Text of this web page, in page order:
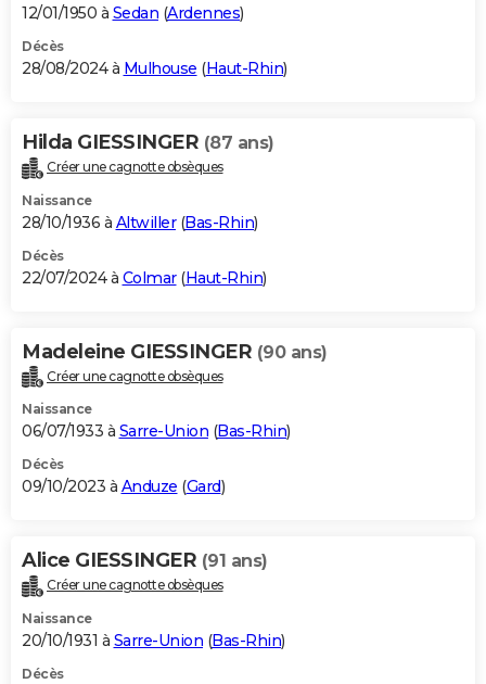
12/01/1950 à Sedan (Ardennes)
Décès
28/08/2024 à Mulhouse (Haut-Rhin)
Hilda GIESSINGER (87 ans)
Créer une cagnotte obsèques
Naissance
28/10/1936 à Altwiller(Bas-Rhin)
Décès
22/07/2024 à Colmar(Haut-Rhin)
Madeleine GIESSINGER (90 ans)
Créer une cagnotte obsèques
Naissance
06/07/1933 à Sarre-Union (Bas-Rhin)
Décès
09/10/2023 à Anduze (Gard)
Alice GIESSINGER (91 ans)
Créer une cagnotte obsèques
Naissance
20/10/1931 à Sarre-Union (Bas-Rhin)
Décès